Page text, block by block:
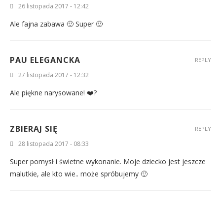
26 listopada 2017 - 12:42
Ale fajna zabawa 🙂 Super 🙂
PAU ELEGANCKA
27 listopada 2017 - 12:32
Ale piękne narysowane! ❤️?
REPLY
ZBIERAJ SIĘ
28 listopada 2017 - 08:33
Super pomysł i świetne wykonanie. Moje dziecko jest jeszcze
malutkie, ale kto wie.. może spróbujemy 🙂
REPLY